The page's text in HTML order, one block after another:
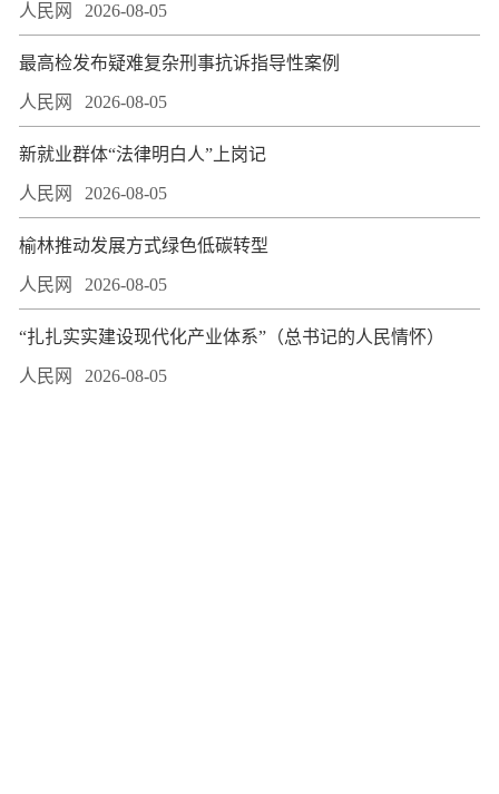
人民网 2026-08-05
最高检发布疑难复杂刑事抗诉指导性案例
人民网 2026-08-05
新就业群体“法律明白人”上岗记
人民网 2026-08-05
榆林推动发展方式绿色低碳转型
人民网 2026-08-05
“扎扎实实建设现代化产业体系”（总书记的人民情怀）
人民网 2026-08-05